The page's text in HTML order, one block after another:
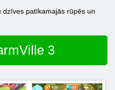
dzīves patīkamajās rūpēs un
3